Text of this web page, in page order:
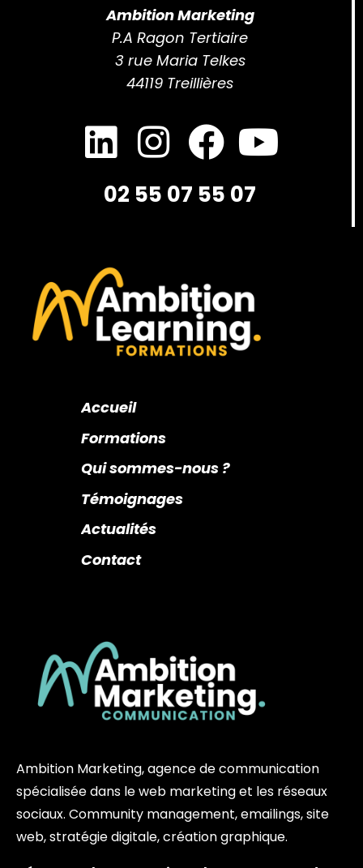
Ambition Marketing
P.A Ragon Tertiaire
3 rue Maria Telkes
44119 Treillières
02 55 07 55 07
Accueil
Formations
Qui sommes-nous ?
Témoignages
Actualités
Contact
Ambition Marketing, agence de communication
spécialisée dans le web marketing et les réseaux
sociaux. Community management, emailings, site
web, stratégie digitale, création graphique.